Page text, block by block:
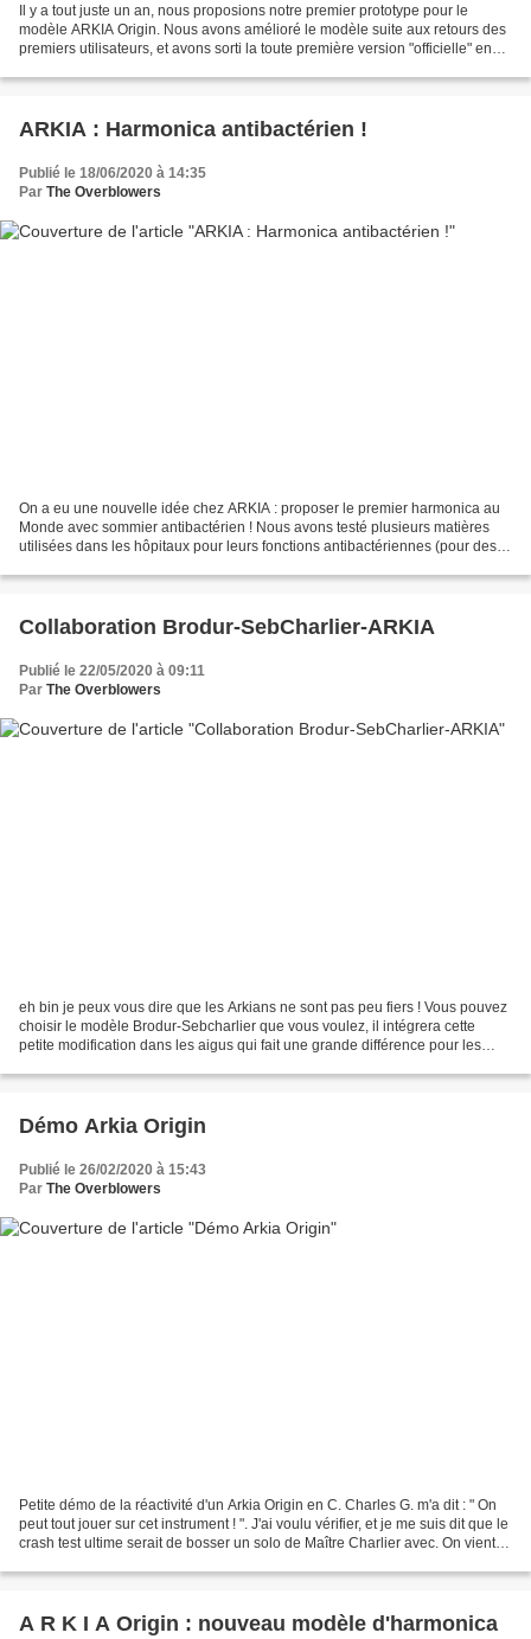
Il y a tout juste un an, nous proposions notre premier prototype pour le
modèle ARKIA Origin. Nous avons amélioré le modèle suite aux retours des
premiers utilisateurs, et avons sorti la toute première version "officielle" en
ARKIA : Harmonica antibactérien !
Publié le 18/06/2020 à 14:35
Par The Overblowers
On a eu une nouvelle idée chez ARKIA : proposer le premier harmonica au
Monde avec sommier antibactérien ! Nous avons testé plusieurs matières
utilisées dans les hôpitaux pour leurs fonctions antibactériennes (pour des
Collaboration Brodur-SebCharlier-ARKIA
Publié le 22/05/2020 à 09:11
Par The Overblowers
eh bin je peux vous dire que les Arkians ne sont pas peu fiers ! Vous pouvez
choisir le modèle Brodur-Sebcharlier que vous voulez, il intégrera cette
petite modification dans les aigus qui fait une grande différence pour les
Démo Arkia Origin
Publié le 26/02/2020 à 15:43
Par The Overblowers
Petite démo de la réactivité d'un Arkia Origin en C. Charles G. m'a dit : " On
peut tout jouer sur cet instrument ! ". J'ai voulu vérifier, et je me suis dit que le
crash test ultime serait de bosser un solo de Maître Charlier avec. On vient
A R K I A Origin : nouveau modèle d'harmonica